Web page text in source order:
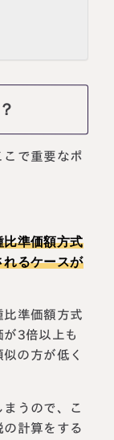
で重要なポ
比準価額方式
れるケースが
準価額方式
3倍以上も
の方が低く
うので、こ
計算をする